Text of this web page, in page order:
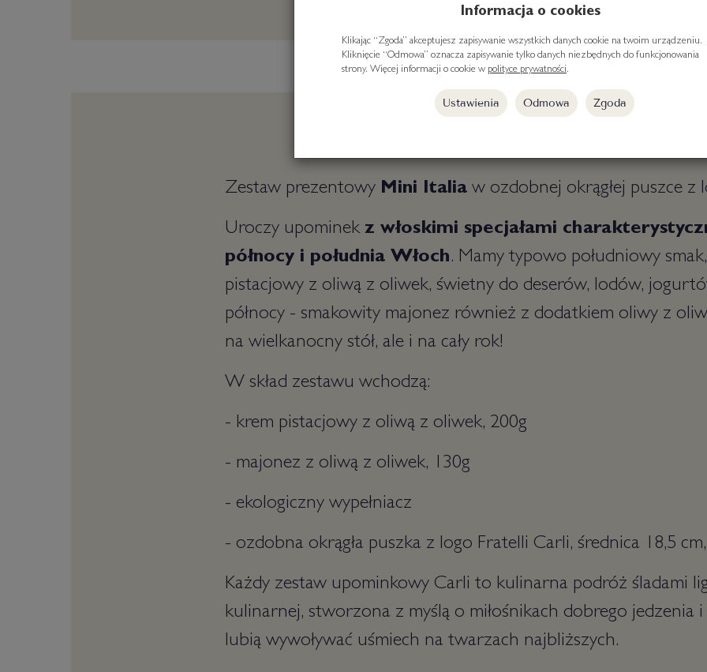
Zestaw prezentowy Mini Italia w ozdobnej okrągłej puszce z
Uroczy upominek z włoskimi specjałami
północy i południa Włoch. Mamy typowo południowy
pistacjowy z oliwą z oliwek, świetny do deserów, lodów,
północy - smakowity majonez również z dodatkiem oliwy z
na wielkanocny stół, ale i na cały rok!
W skład zestawu wchodzą:
- krem pistacjowy z oliwą z oliwek, 200g
- majonez z oliwą z oliwek, 130g
- ekologiczny wypełniacz
- ozdobna okrągła puszka z logo Fratelli Carli, średnica 18,5
Każdy zestaw upominkowy Carli to kulinarna podróż śladami
kulinarnej, stworzona z myślą o miłośnikach dobrego jedzenia
lubią wywoływać uśmiech na twarzach najbliższych.
Informacja o cookies
Klikając “Zgoda” akceptujesz zapisywanie wszystkich danych cookie na twoim urządzeniu.
Kliknięcie “Odmowa” oznacza zapisywanie tylko danych niezbędnych do funkcjonowania
strony. Więcej informacji o cookie w polityce prywatności.
Ustawienia Odmowa Zgoda